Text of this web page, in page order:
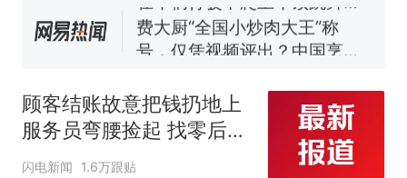
（新京报）
费大厨“全国小炒肉大王”称
号，仅凭视频评出？中国烹饪
官方通报
惊艳！字都飘起来了 博主在田
间创作“悬浮字” 网友：真·裸眼
3D！ 西班牙飞地休达边境，摩洛
顾客结账故意把钱扔地上
服务员弯腰捡起 找零后照
原样扔回去 老板称：服务
闪电新闻 1.6万跟贴